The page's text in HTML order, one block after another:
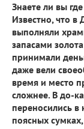
Знаете ли вы
Известно, что
выполняли
запасами
принимали
даже вели
время и место
сложнее. В до-
переносились
поясных